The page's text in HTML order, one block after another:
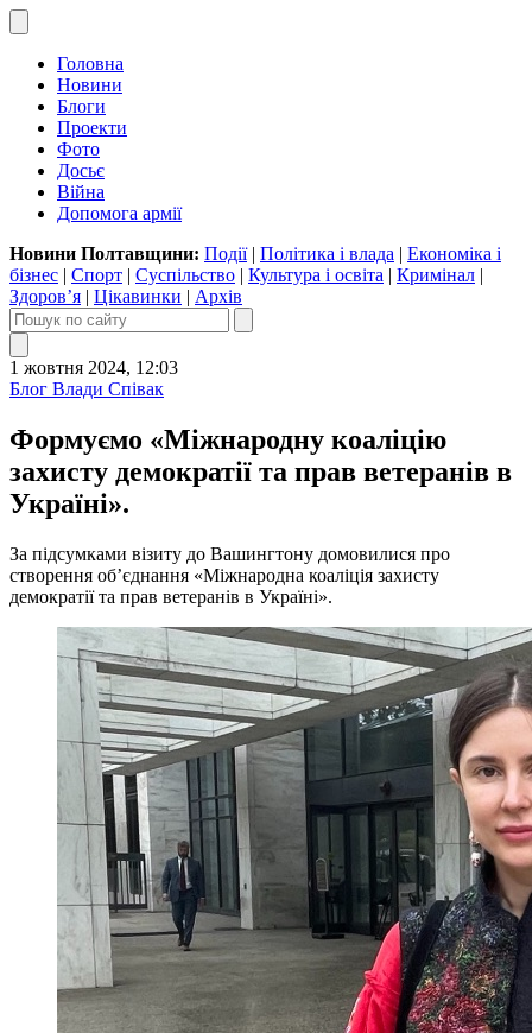
Головна
Новини
Блоги
Проекти
Фото
Досьє
Війна
Допомога армії
Новини Полтавщини: Події| Політика і влада | Економіка і
бізнес | Спорт | Суспільство | Культура і освіта | Кримінал |
Здоров’я | Цікавинки | Архів
1 жовтня 2024, 12:03
Блог Влади Співак
Формуємо «Міжнародну коаліцію
захисту демократії та прав ветеранів в
Україні».
За підсумками візиту до Вашингтону домовилися про
створення обʼєднання «Міжнародна коаліція захисту
демократії та прав ветеранів в Україні».